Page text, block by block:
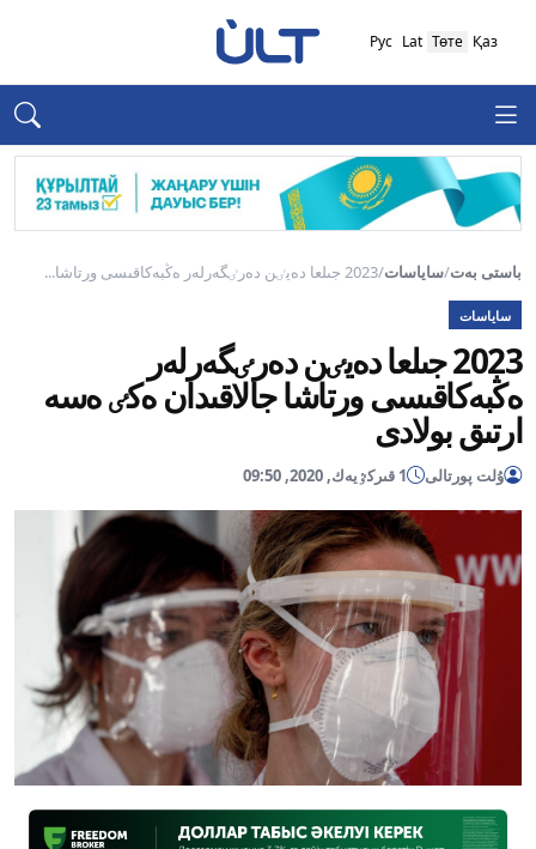
Қаз
Төте
Lat
Рус
باستى بەت/ساياسات/2023 جىلعا دەيٸن دەرٸگەرلەر ەڭبەكاقىسى ورتاشا...
ساياسات
2023 جىلعا دەيٸن دەرٸگەرلەر
ەڭبەكاقىسى ورتاشا جالاقىدان ەكٸ ەسە
ارتىق بولادى
ۇلت پورتالى 1 قىركٷيەك, 2020, 09:50